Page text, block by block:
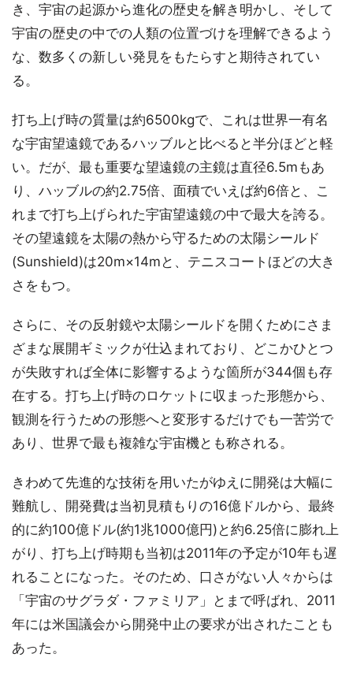
き、宇宙の起源から進化の歴史を解き明かし、そして
宇宙の歴史の中での人類の位置づけを理解できるよう
な、数多くの新しい発見をもたらすと期待されてい
る。
打ち上げ時の質量は約6500kgで、これは世界一有名
な宇宙望遠鏡であるハッブルと比べると半分ほどと軽
い。だが、最も重要な望遠鏡の主鏡は直径6.5mもあ
り、ハッブルの約2.75倍、面積でいえば約6倍と、こ
れまで打ち上げられた宇宙望遠鏡の中で最大を誇る。
その望遠鏡を太陽の熱から守るための太陽シールド
(Sunshield)は20m×14mと、テニスコートほどの大き
さをもつ。
さらに、その反射鏡や太陽シールドを開くためにさま
ざまな展開ギミックが仕込まれており、どこかひとつ
が失敗すれば全体に影響するような箇所が344個も存
在する。打ち上げ時のロケットに収まった形態から、
観測を行うための形態へと変形するだけでも一苦労で
あり、世界で最も複雑な宇宙機とも称される。
きわめて先進的な技術を用いたがゆえに開発は大幅に
難航し、開発費は当初見積もりの16億ドルから、最終
的に約100億ドル(約1兆1000億円)と約6.25倍に膨れ上
がり、打ち上げ時期も当初は2011年の予定が10年も遅
れることになった。そのため、口さがない人々からは
「宇宙のサグラダ・ファミリア」とまで呼ばれ、2011
年には米国議会から開発中止の要求が出されたことも
あった。